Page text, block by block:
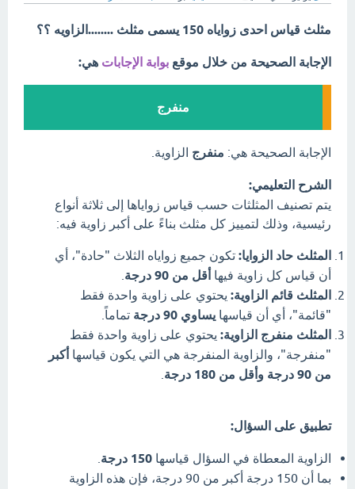
مثلث قياس احدى زواياه 150 يسمى مثلث ........الزاويه ؟؟
الإجابة الصحيحة من خلال موقع بوابة الإجابات هي:
منفرج
الإجابة الصحيحة هي: منفرج الزاوية.
الشرح التعليمي:
يتم تصنيف المثلثات حسب قياس زواياها إلى ثلاثة أنواع
رئيسية، وذلك لتمييز كل مثلث بناءً على أكبر زاوية فيه:
المثلث حاد الزوايا: تكون جميع زواياه الثلاث "حادة"، أي
أن قياس كل زاوية فيها أقل من 90 درجة
المثلث قائم الزاوية: يحتوي على زاوية واحدة فقط
"قائمة"، أي أن قياسها يساوي 90 درجة تماماً.
المثلث منفرج الزاوية: يحتوي على زاوية واحدة فقط
"منفرجة"، والزاوية المنفرجة هي التي يكون قياسها أكبر
من 90 درجة وأقل من 180 درجة
تطبيق على السؤال:
الزاوية المعطاة في السؤال قياسها 150 درجة
بما أن 150 درجة أكبر من 90 درجة، فإن هذه الزاوية